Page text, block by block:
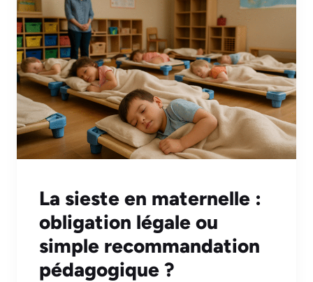
La sieste en maternelle :
obligation légale ou
simple recommandation
pédagogique ?